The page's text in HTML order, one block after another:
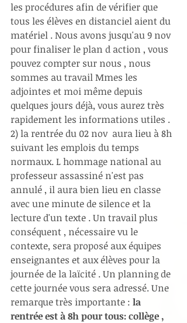
les procédures afin de vérifier que
tous les élèves en distanciel aient du
matériel . Nous avons jusqu'au 9 nov
pour finaliser le plan d action , vous
pouvez compter sur nous , nous
sommes au travail Mmes les
adjointes et moi même depuis
quelques jours déjà, vous aurez très
rapidement les informations utiles .
2) la rentrée du 02 nov  aura lieu à 8h
suivant les emplois du temps
normaux. L hommage national au
professeur assassiné n'est pas
annulé , il aura bien lieu en classe
avec une minute de silence et la
lecture d'un texte . Un travail plus
conséquent , nécessaire vu le
contexte, sera proposé aux équipes
enseignantes et aux élèves pour la
journée de la laïcité . Un planning de
cette journée vous sera adressé. Une
remarque très importante : la
rentrée est à 8h pour tous: collège ,